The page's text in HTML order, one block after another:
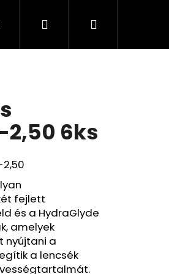
Minden termékBejelentkezés
Kosár
6ks
fejlett
és a HydraGlyde
amelyek
nyújtani a
a lencsék
Következő